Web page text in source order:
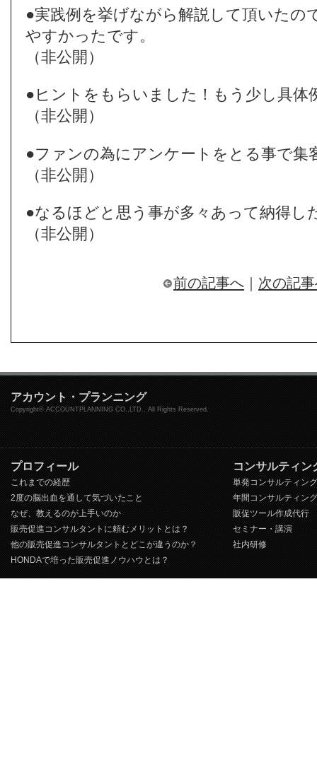
●実践例を挙げながら解説して頂いたの
やすかったです。
（非公開）
●ヒントをもらいました！もう少し具体
（非公開）
●ファンの為にアンケートをとる事で集
（非公開）
●なるほどと思う事が多々あって納得し
（非公開）
前の記事へ 次の記
アカウント・プランニング
Copyright© ACCOUNTPLANNING CO.,LTD.. All Rights Reserved.
プロフィール
これまでの経歴
2度の脳出血を通して気づいたこと
なぜ、教えるのが上手いのか
販売促進コンサルタントに頼むメリットとは？
他の販売促進コンサルタントとどこが違うのか？
HONDAで培った販売促進ノウハウとは？
コンサルティン
単発コンサルティング
年間コンサルティング
販促ツール作成代行
セミナー・講演
社内研修